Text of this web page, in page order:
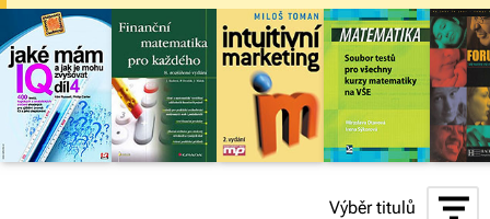
Výběr titulů